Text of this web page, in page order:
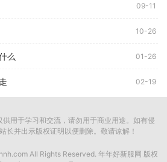
09-11
10-26
么 01-26
02-19
用于学习和交流，请勿用于商业用途。如有侵
长并出示版权证明以便删除。敬请谅解！
All Rights Reserved. 年年好新服网 版权